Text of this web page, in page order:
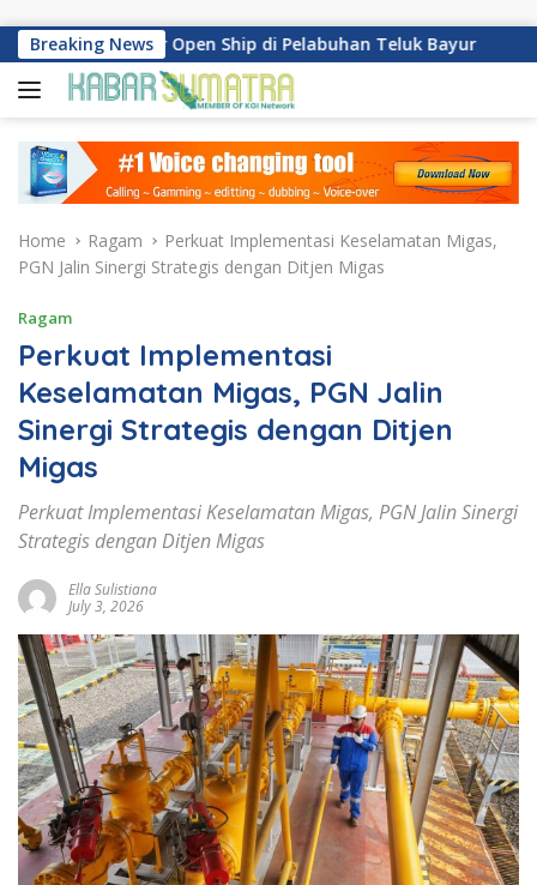
Breaking News
Open Ship di Pelabuhan Teluk Bayur Dukung
Home Ragam
Perkuat Implementasi Keselamatan Migas,
PGN Jalin Sinergi Strategis dengan Ditjen Migas
Ragam
Perkuat Implementasi
Keselamatan Migas, PGN Jalin
Sinergi Strategis dengan Ditjen
Migas
Perkuat Implementasi Keselamatan Migas, PGN Jalin Sinergi
Strategis dengan Ditjen Migas
Ella Sulistiana
July 3, 2026